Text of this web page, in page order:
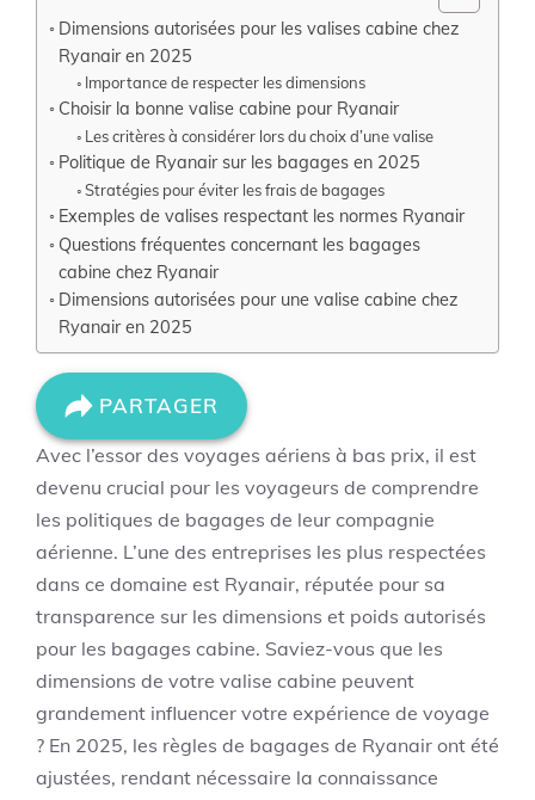
Dimensions autorisées pour les valises cabine chez
Ryanair en 2025
Importance de respecter les dimensions
Choisir la bonne valise cabine pour Ryanair
Les critères à considérer lors du choix d’une valise
Politique de Ryanair sur les bagages en 2025
Stratégies pour éviter les frais de bagages
Exemples de valises respectant les normes Ryanair
Questions fréquentes concernant les bagages
cabine chez Ryanair
Dimensions autorisées pour une valise cabine chez
Ryanair en 2025
PARTAGER
Avec l’essor des voyages aériens à bas prix, il est
devenu crucial pour les voyageurs de comprendre
les politiques de bagages de leur compagnie
aérienne. L’une des entreprises les plus respectées
dans ce domaine est Ryanair, réputée pour sa
transparence sur les dimensions et poids autorisés
pour les bagages cabine. Saviez-vous que les
dimensions de votre valise cabine peuvent
grandement influencer votre expérience de voyage
? En 2025, les règles de bagages de Ryanair ont été
ajustées, rendant nécessaire la connaissance